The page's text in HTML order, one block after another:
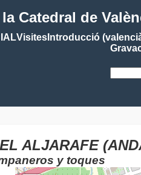
Catedral de
VisitesIntroducció
ALJARAFE
y toques